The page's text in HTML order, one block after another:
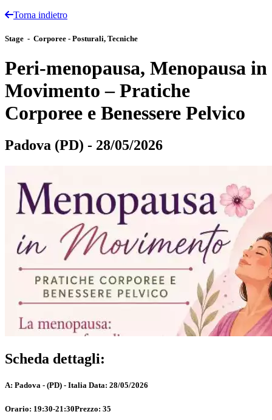
Torna indietro
Stage - Corporee - Posturali, Tecniche
Peri-menopausa, Menopausa in
Movimento – Pratiche
Corporee e Benessere Pelvico
Padova (PD) - 28/05/2026
Scheda dettagli:
A: Padova - (PD) - Italia Data: 28/05/2026
Orario: 19:30-21:30Prezzo: 35